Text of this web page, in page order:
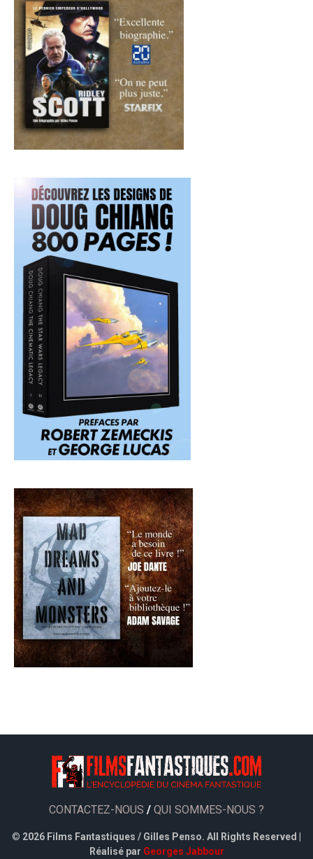
CONTACTEZ-NOUS / QUI SOMMES-NOUS ?
© 2026 Films Fantastiques / Gilles Penso. All Rights Reserved |
Réalisé par Georges Jabbour